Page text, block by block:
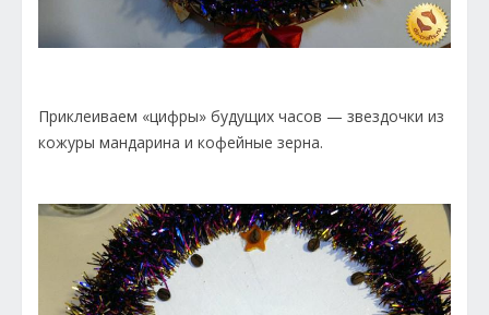
Приклеиваем «цифры» будущих часов — звездочки из
кожуры мандарина и кофейные зерна.